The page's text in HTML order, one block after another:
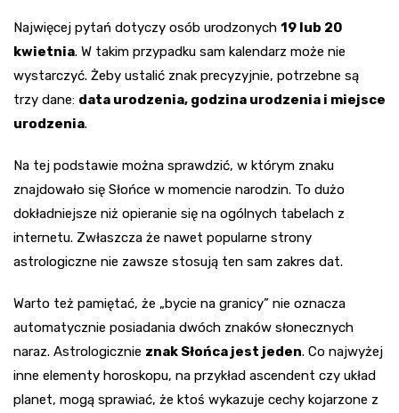
Najwięcej pytań dotyczy osób urodzonych 19 lub 20
kwietnia. W takim przypadku sam kalendarz może nie
wystarczyć. Żeby ustalić znak precyzyjnie, potrzebne są
trzy dane: data urodzenia, godzina urodzenia i miejsce
urodzenia.
Na tej podstawie można sprawdzić, w którym znaku
znajdowało się Słońce w momencie narodzin. To dużo
dokładniejsze niż opieranie się na ogólnych tabelach z
internetu. Zwłaszcza że nawet popularne strony
astrologiczne nie zawsze stosują ten sam zakres dat.
Warto też pamiętać, że „bycie na granicy” nie oznacza
automatycznie posiadania dwóch znaków słonecznych
naraz. Astrologicznie znak Słońca jest jeden. Co najwyżej
inne elementy horoskopu, na przykład ascendent czy układ
planet, mogą sprawiać, że ktoś wykazuje cechy kojarzone z